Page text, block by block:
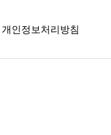
개인정보처리방침